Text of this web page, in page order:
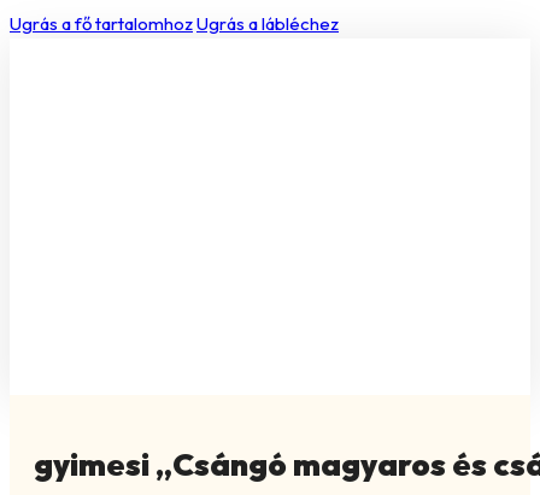
Ugrás a fő tartalomhozUgrás a lábléchez
gyimesi „Csángó magyaros és